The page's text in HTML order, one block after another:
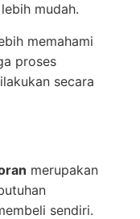
mudah.
memahami
proses
secara
merupakan
sendiri.